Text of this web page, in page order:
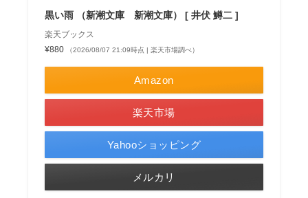
黒い雨 （新潮文庫 新潮文庫） [ 井伏 鱒二 ]
楽天ブックス
¥880
（2026/08/07 21:09時点 | 楽天市場調べ）
Amazon
楽天市場
Yahooショッピング
メルカリ